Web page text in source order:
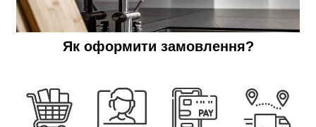
Як оформити замовлення?